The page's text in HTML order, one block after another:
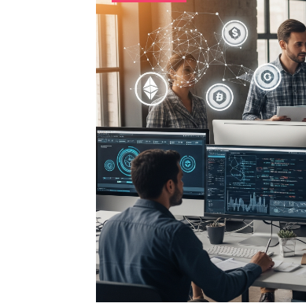
訳
・
通
訳
・
海
外
査
・
人
材
派
遣
の
多
言
語